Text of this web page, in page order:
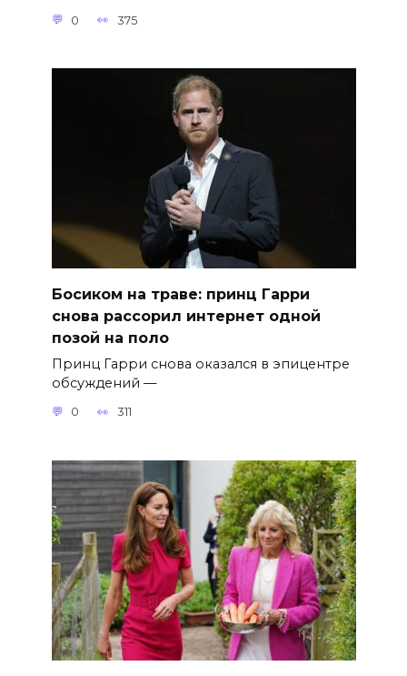
0 375
Босиком на траве: принц Гарри
снова рассорил интернет одной
позой на поло
Принц Гарри снова оказался в эпицентре
обсуждений —
0 311